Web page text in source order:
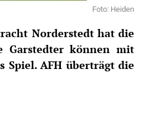
Foto: Heiden
Norderstedt hat die
Garstedter können mit
Spiel. AFH überträgt die